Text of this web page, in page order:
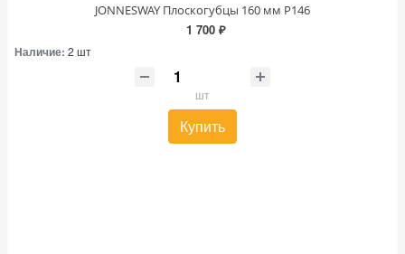
JONNESWAY Плоскогубцы 160 мм P146
1 700 ₽
Наличие: 2 шт
шт
Купить